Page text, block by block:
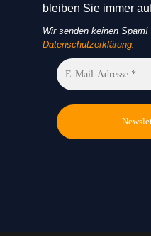
bleiben Sie immer
Wir senden keinen
Datenschutzerklärung.